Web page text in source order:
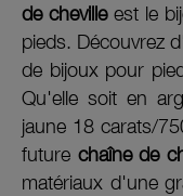
de chevilleest le
pieds. Découvrez
de bijoux pour
Qu'elle soit en
jaune 18 carats/
future chaîne de
matériaux d'une